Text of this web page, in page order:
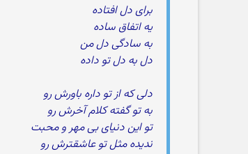
برای دل افتاده
یه اتفاق ساده
به سادگی دل من
دل به دل تو داده
دلی که از تو داره باورش رو
به تو گفته کلام آخرش رو
تو این دنیای بی مهر و محبت
ندیده مثل تو عاشقترش رو